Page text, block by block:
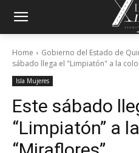
Home Gobierno del Estado de
sábado llega el "Limpiatón" a la
Isla Mujeres
Este sábado
“Limpiatón” a